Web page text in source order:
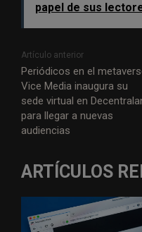
papel de sus
Artículo anterior
Periódicos en el
Vice Media inaugura su
sede virtual en
para llegar a nuevas
audiencias
ARTÍCULOS